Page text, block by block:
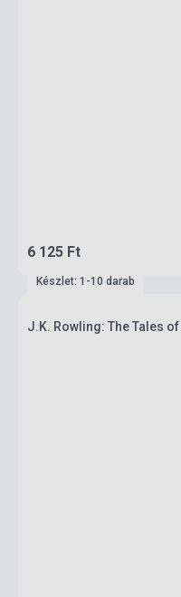
6 125 Ft
Készlet: 1-10 darab
J.K. Rowling: The Tales